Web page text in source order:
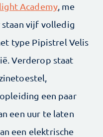
Academy , me
staan vijf volledig
type Pipistrel Velis
Verderop staat
een paar
een uur te laten
een elektrische